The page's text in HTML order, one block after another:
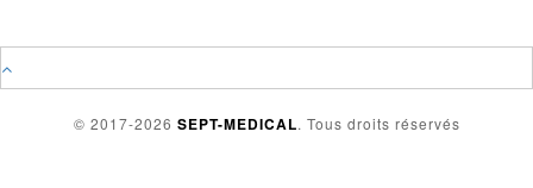
© 2017-2026 SEPT-MEDICAL. Tous droits réservés